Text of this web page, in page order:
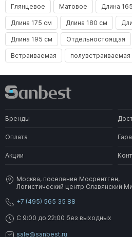
Глянцевое Матовое Длина
Длина 175 см Длина 180 см
Длина 195 см Отдельностоящая
Встраиваемая полувстраиваемая
Бренды
Оплата
Акции
Москва, поселение Мосрентген,
Логистический центр Славянский
+7 (495) 565 35 88
C 9:00 до 22:00 без выходных
sale@sanbest.ru